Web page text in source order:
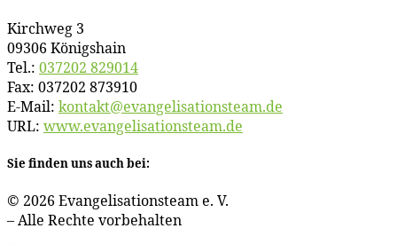
Kirch­weg 3
09306 Königshain
Tel.: 037202 829014
Fax: 037202 873910
E‑Mail: kontakt@​evangelisationsteam.​de
URL: www​.evan​ge​li​sa​ti​ons​team​.de
Sie fin­den uns auch bei:
© 2026 Evan­ge­li­sa­ti­ons­team e. V.
– Al­le Rech­te vorbehalten